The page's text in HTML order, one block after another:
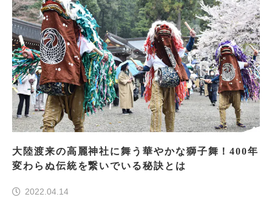
大陸渡来の高麗神社に舞う華やかな獅子舞！400年
変わらぬ伝統を繋いでいる秘訣とは
2022.04.14